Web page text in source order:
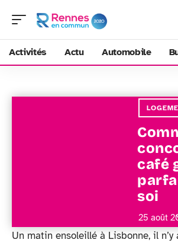
Activités Actu Automobile
café
soi
25 août
Un matin ensoleillé à Lisbonne, il